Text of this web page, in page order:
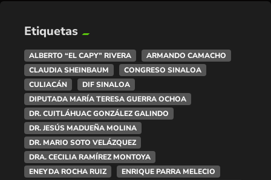
Etiquetas
ALBERTO “EL CAPY” RIVERA
ARMANDO CAMACHO
CLAUDIA SHEINBAUM
CONGRESO SINALOA
CULIACÁN
DIF SINALOA
DIPUTADA MARÍA TERESA GUERRA OCHOA
DR. CUITLÁHUAC GONZÁLEZ GALINDO
DR. JESÚS MADUEÑA MOLINA
DR. MARIO SOTO VELÁZQUEZ
DRA. CECILIA RAMÍREZ MONTOYA
ENEYDA ROCHA RUIZ
ENRIQUE PARRA MELECIO